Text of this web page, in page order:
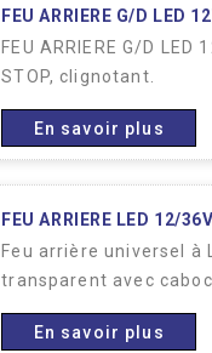
FEU ARRIERE G/D LED
FEU ARRIERE G/D
STOP, clignotant.
En savoir plus
FEU ARRIERE LED 12/
Feu arrière universel à
transparent avec
En savoir plus